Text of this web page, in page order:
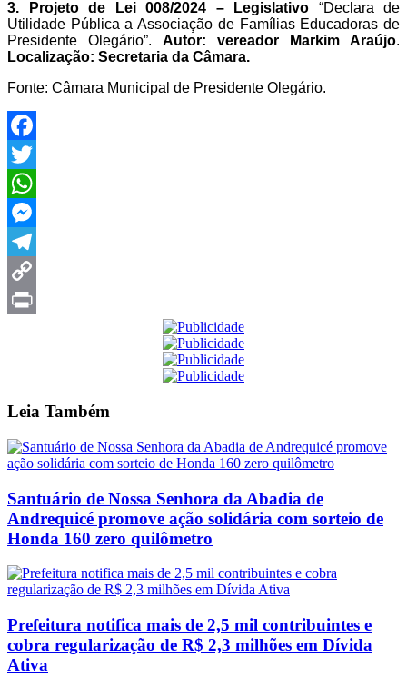
3. Projeto de Lei 008/2024 – Legislativo “Declara de
Utilidade Pública a Associação de Famílias Educadoras de
Presidente Olegário”. Autor: vereador Markim Araújo.
Localização: Secretaria da Câmara.
Fonte: Câmara Municipal de Presidente Olegário.
Facebook
Twitter
WhatsApp
Messenger
Telegram
Copy
Leia Também
Santuário de Nossa Senhora da Abadia de
Andrequicé promove ação solidária com sorteio de
Honda 160 zero quilômetro
Prefeitura notifica mais de 2,5 mil contribuintes e
cobra regularização de R$ 2,3 milhões em Dívida
Ativa